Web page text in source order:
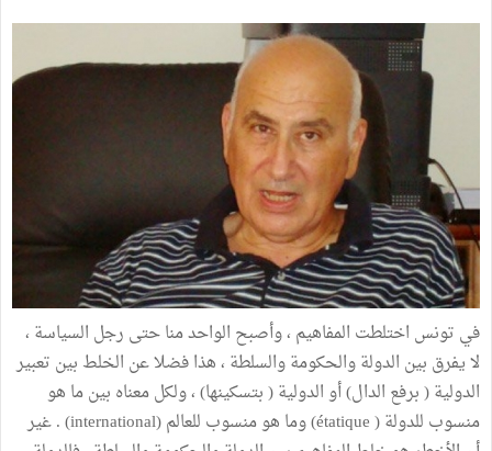
في تونس اختلطت المفاهيم ، وأصبح الواحد منا حتى رجل السياسة ،
لا يفرق بين الدولة والحكومة والسلطة ، هذا فضلا عن الخلط بين تعبير
الدولية ( برفع الدال) أو الدولية ( بتسكينها) ، ولكل معناه بين ما هو
منسوب للدولة ( étatique) وما هو منسوب للعالم (international) . غير